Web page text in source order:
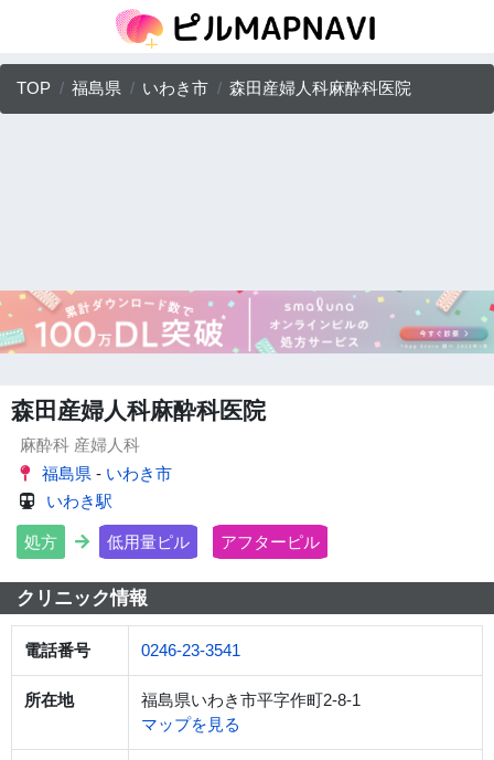
TOP 福島県 いわき市 森田産婦人科麻酔科医院
森田産婦人科麻酔科医院
麻酔科 産婦人科
福島県 - いわき市
いわき駅
処方 低用量ピル アフターピル
クリニック情報
電話番号 0246-23-3541
所在地
福島県いわき市平字作町2-8-1
マップを見る